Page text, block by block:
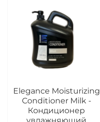
Elegance Moisturizing
Conditioner Milk -
Кондиционер